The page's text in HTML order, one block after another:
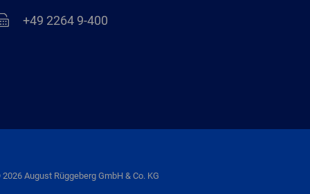
+49 2264 9-400
August Rüggeberg GmbH & Co. KG